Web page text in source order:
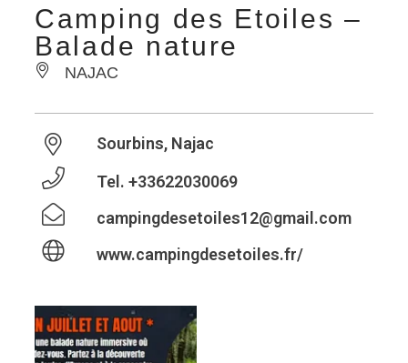
Camping des Etoiles –
Balade nature
NAJAC
Sourbins, Najac
Tel. +33622030069
campingdesetoiles12@gmail.com
www.campingdesetoiles.fr/